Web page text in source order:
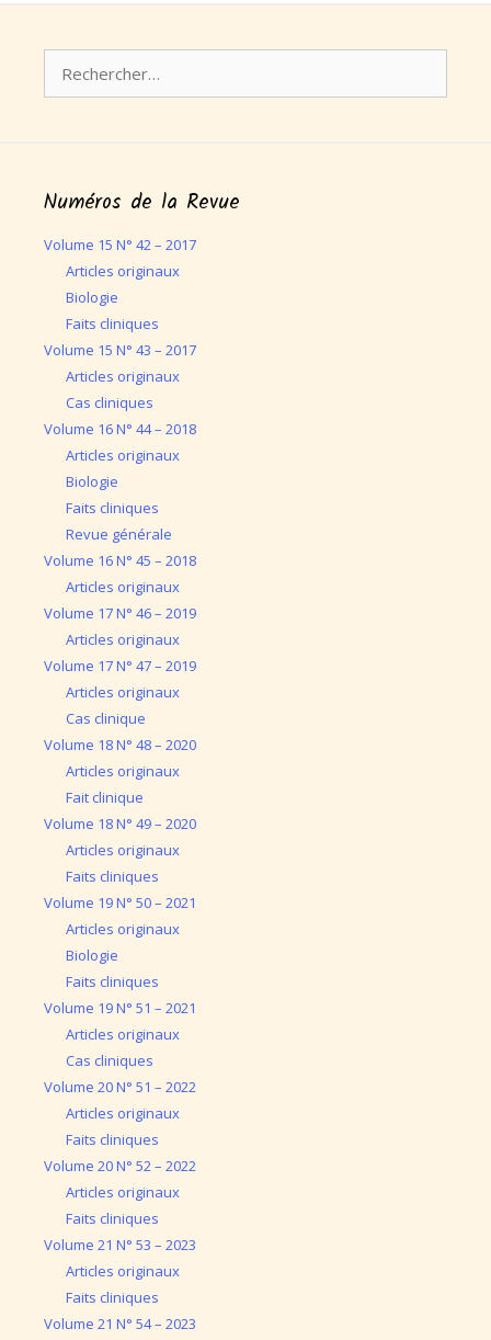
Numéros de la Revue
Volume 15 N° 42 – 2017
Articles originaux
Biologie
Faits cliniques
Volume 15 N° 43 – 2017
Articles originaux
Cas cliniques
Volume 16 N° 44 – 2018
Articles originaux
Biologie
Faits cliniques
Revue générale
Volume 16 N° 45 – 2018
Articles originaux
Volume 17 N° 46 – 2019
Articles originaux
Volume 17 N° 47 – 2019
Articles originaux
Cas clinique
Volume 18 N° 48 – 2020
Articles originaux
Fait clinique
Volume 18 N° 49 – 2020
Articles originaux
Faits cliniques
Volume 19 N° 50 – 2021
Articles originaux
Biologie
Faits cliniques
Volume 19 N° 51 – 2021
Articles originaux
Cas cliniques
Volume 20 N° 51 – 2022
Articles originaux
Faits cliniques
Volume 20 N° 52 – 2022
Articles originaux
Faits cliniques
Volume 21 N° 53 – 2023
Articles originaux
Faits cliniques
Volume 21 N° 54 – 2023